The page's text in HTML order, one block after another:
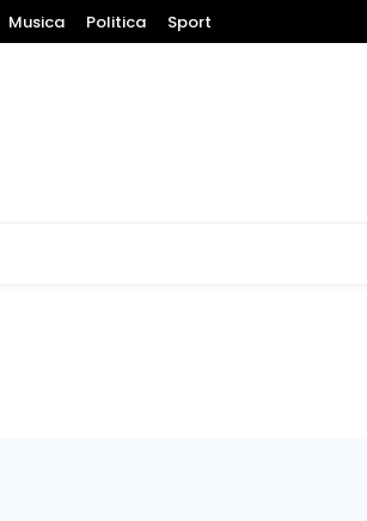
Musica Politica Sport